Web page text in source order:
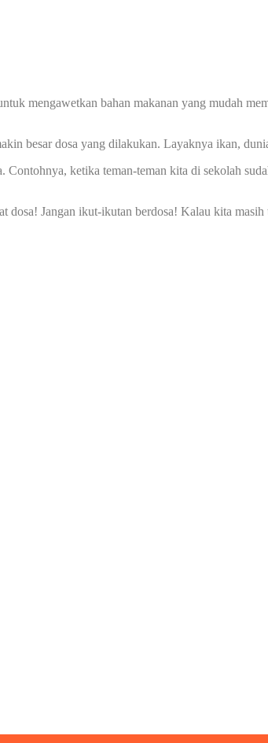
mengawetkan bahan makanan yang mudah
besar dosa yang dilakukan. Layaknya ikan,
ketika teman-teman kita di sekolah
Jangan ikut-ikutan berdosa! Kalau kita